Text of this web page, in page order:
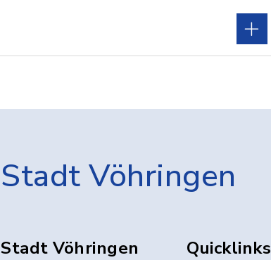
Stadt Vöhringen
Stadt Vöhringen Quicklinks